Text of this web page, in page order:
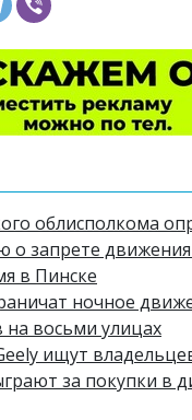
облисполкома
о запрете
в Пинске
ночное
восьми улицах
ищут
за покупки в